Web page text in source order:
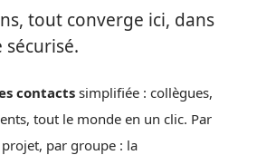
tout converge ici, dans
sécurisé.
contactssimplifiée : collègues,
tout le monde en un clic. Par
projet, par groupe : la